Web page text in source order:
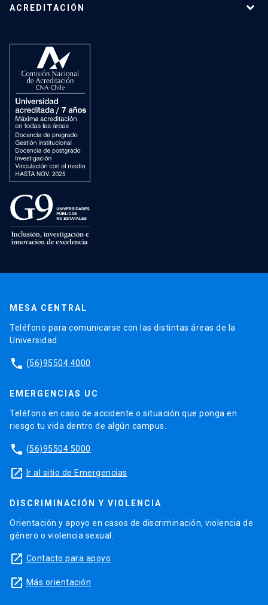
ACREDITACIÓN
MESA CENTRAL
Teléfono para comunicarse con las distintas áreas de la
Universidad.
phone (56)95504 4000
EMERGENCIAS UC
Teléfono en caso de accidente o situación que ponga en
riesgo tu vida dentro de algún campus.
phone (56)95504 5000
launch Ir al sitio de Emergencias
DISCRIMINACIÓN Y VIOLENCIA
Orientación y apoyo en casos de discriminación, violencia de
género o violencia sexual.
launch Contacto para apoyo
launch Más orientación